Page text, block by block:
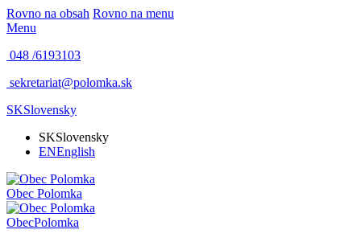
Rovno na obsah Rovno na menu
Menu
048 /6193103
sekretariat@polomka.sk
SKSlovensky
SKSlovensky
ENEnglish
Obec Polomka
ObecPolomka